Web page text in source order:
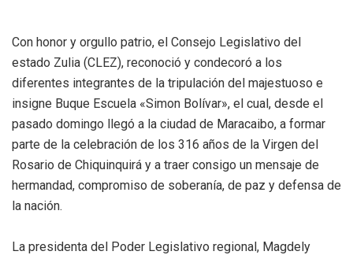
Con honor y orgullo patrio, el Consejo Legislativo del
estado Zulia (CLEZ), reconoció y condecoró a los
diferentes integrantes de la tripulación del majestuoso e
insigne Buque Escuela «Simon Bolívar», el cual, desde el
pasado domingo llegó a la ciudad de Maracaibo, a formar
parte de la celebración de los 316 años de la Virgen del
Rosario de Chiquinquirá y a traer consigo un mensaje de
hermandad, compromiso de soberanía, de paz y defensa de
la nación.
La presidenta del Poder Legislativo regional, Magdely